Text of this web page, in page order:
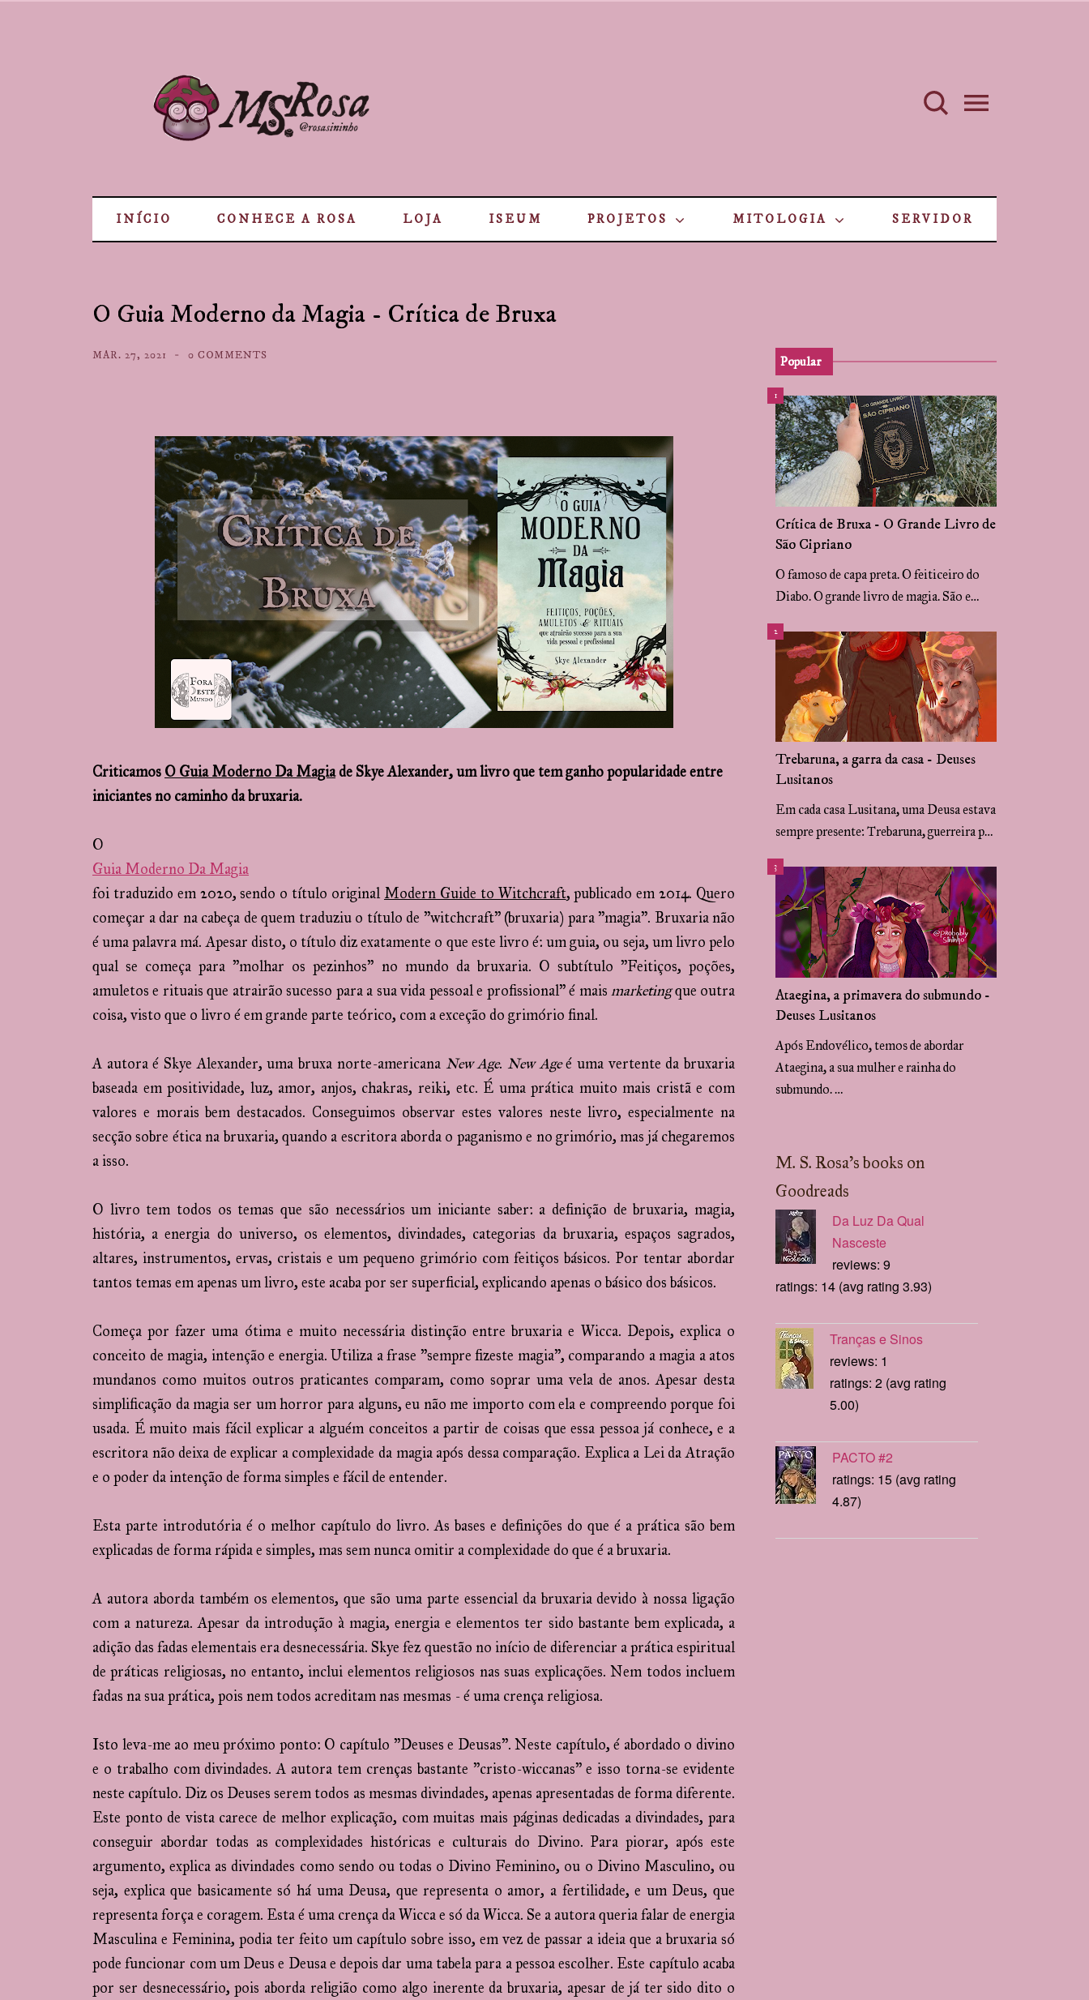
INÍCIO CONHECE A ROSA LOJA ISEUM PROJETOS MITOLOGIA SERVIDOR
O Guia Moderno da Magia - Crítica de Bruxa
MAR. 27, 2021 0 COMMENTS
Criticamos O Guia Moderno Da Magiade Skye Alexander, um livro que tem ganho popularidade entre
iniciantes no caminho da bruxaria.
O
Guia Moderno Da Magia
foi traduzido em 2020, sendo o título original Modern Guide to Witchcraft, publicado em 2014. Quero
começar a dar na cabeça de quem traduziu o título de "witchcraft" (bruxaria) para "magia". Bruxaria não
é uma palavra má. Apesar disto, o título diz exatamente o que este livro é: um guia, ou seja, um livro pelo
qual se começa para "molhar os pezinhos" no mundo da bruxaria. O subtítulo "Feitiços, poções,
amuletos e rituais que atrairão sucesso para a sua vida pessoal e profissional" é maismarketingque outra
coisa, visto que o livro é em grande parte teórico, com a exceção do grimório final.
A autora é Skye Alexander, uma bruxa norte-americana New Age. New Ageé uma vertente da bruxaria
baseada em positividade, luz, amor, anjos, chakras, reiki, etc. É uma prática muito mais cristã e com
valores e morais bem destacados. Conseguimos observar estes valores neste livro, especialmente na
secção sobre ética na bruxaria, quando a escritora aborda o paganismo e no grimório, mas já chegaremos
a isso.
O livro tem todos os temas que são necessários um iniciante saber: a definição de bruxaria, magia,
história, a energia do universo, os elementos, divindades, categorias da bruxaria, espaços sagrados,
altares, instrumentos, ervas, cristais e um pequeno grimório com feitiços básicos. Por tentar abordar
tantos temas em apenas um livro, este acaba por ser superficial, explicando apenas o básico dos básicos.
Começa por fazer uma ótima e muito necessária distinção entre bruxaria e Wicca. Depois, explica o
conceito de magia, intenção e energia. Utiliza a frase "sempre fizeste magia", comparando a magia a atos
mundanos como muitos outros praticantes comparam, como soprar uma vela de anos. Apesar desta
simplificação da magia ser um horror para alguns, eu não me importo com ela e compreendo porque foi
usada. É muito mais fácil explicar a alguém conceitos a partir de coisas que essa pessoa já conhece, e a
escritora não deixa de explicar a complexidade da magia após dessa comparação. Explica a Lei da Atração
e o poder da intenção de forma simples e fácil de entender.
Esta parte introdutória é o melhor capítulo do livro. As bases e definições do que é a prática são bem
explicadas de forma rápida e simples, mas sem nunca omitir a complexidade do que é a bruxaria.
A autora aborda também os elementos, que são uma parte essencial da bruxaria devido à nossa ligação
com a natureza. Apesar da introdução à magia, energia e elementos ter sido bastante bem explicada, a
adição das fadas elementais era desnecessária. Skye fez questão no início de diferenciar a prática espiritual
de práticas religiosas, no entanto, inclui elementos religiosos nas suas explicações. Nem todos incluem
fadas na sua prática, pois nem todos acreditam nas mesmas - é uma crença religiosa.
Isto leva-me ao meu próximo ponto: O capítulo "Deuses e Deusas". Neste capítulo, é abordado o divino
e o trabalho com divindades. A autora tem crenças bastante "cristo-wiccanas" e isso torna-se evidente
neste capítulo. Diz os Deuses serem todos as mesmas divindades, apenas apresentadas de forma diferente.
Este ponto de vista carece de melhor explicação, com muitas mais páginas dedicadas a divindades, para
conseguir abordar todas as complexidades históricas e culturais do Divino. Para piorar, após este
argumento, explica as divindades como sendo ou todas o Divino Feminino, ou o Divino Masculino, ou
seja, explica que basicamente só há uma Deusa, que representa o amor, a fertilidade, e um Deus, que
representa força e coragem. Esta é uma crença da Wicca e só da Wicca. Se a autora queria falar de energia
Masculina e Feminina, podia ter feito um capítulo sobre isso, em vez de passar a ideia que a bruxaria só
pode funcionar com um Deus e Deusa e depois dar uma tabela para a pessoa escolher. Este capítulo acaba
por ser desnecessário, pois aborda religião como algo inerente da bruxaria, apesar de já ter sido dito o
Popular
Crítica de Bruxa - O Grande Livro de
São Cipriano
O famoso de capa preta. O feiticeiro do
Diabo. O grande livro de magia. São e…
Trebaruna, a garra da casa - Deuses
Lusitanos
Em cada casa Lusitana, uma Deusa estava
sempre presente: Trebaruna, guerreira p…
Ataegina, a primavera do submundo -
Deuses Lusitanos
Após Endovélico, temos de abordar
Ataegina, a sua mulher e rainha do
submundo. …
M. S. Rosa's books on
Goodreads
Da Luz Da Qual
Nasceste
reviews: 9
ratings: 14 (avg rating 3.93)
Tranças e Sinos
reviews: 1
ratings: 2 (avg rating
5.00)
PACTO #2
ratings: 15 (avg rating
4.87)